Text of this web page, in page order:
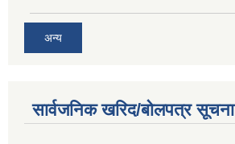
अन्य
सार्वजनिक खरिद/बोलपत्र सूचना